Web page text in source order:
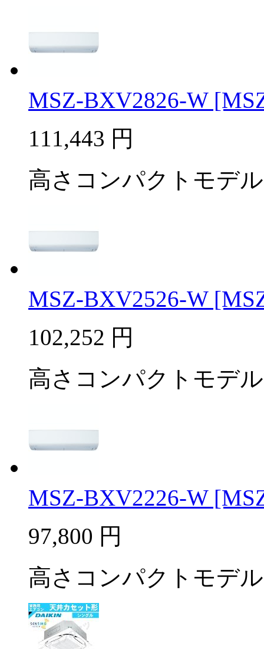
MSZ-BXV2826-W
111,443 円
高さコンパクトモデル
MSZ-BXV2526-W
102,252 円
高さコンパクトモデル
MSZ-BXV2226-W
97,800 円
高さコンパクトモデル